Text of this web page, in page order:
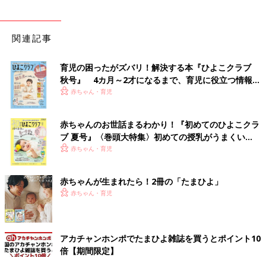
関連記事
育児の困ったがズバリ！解決する本『ひよこクラブ
秋号』 4カ月～2才になるまで、育児に役立つ情報が
いっぱい！
赤ちゃん・育児
赤ちゃんのお世話まるわかり！『初めてのひよこクラ
ブ 夏号』〈巻頭大特集〉初めての授乳がうまくい
く！ おっぱい・ミルクの基本と夏のトラブル 解決テ
赤ちゃん・育児
赤ちゃんが生まれたら！2冊の「たまひよ」
赤ちゃん・育児
アカチャンホンポでたまひよ雑誌を買うとポイント10
倍【期間限定】